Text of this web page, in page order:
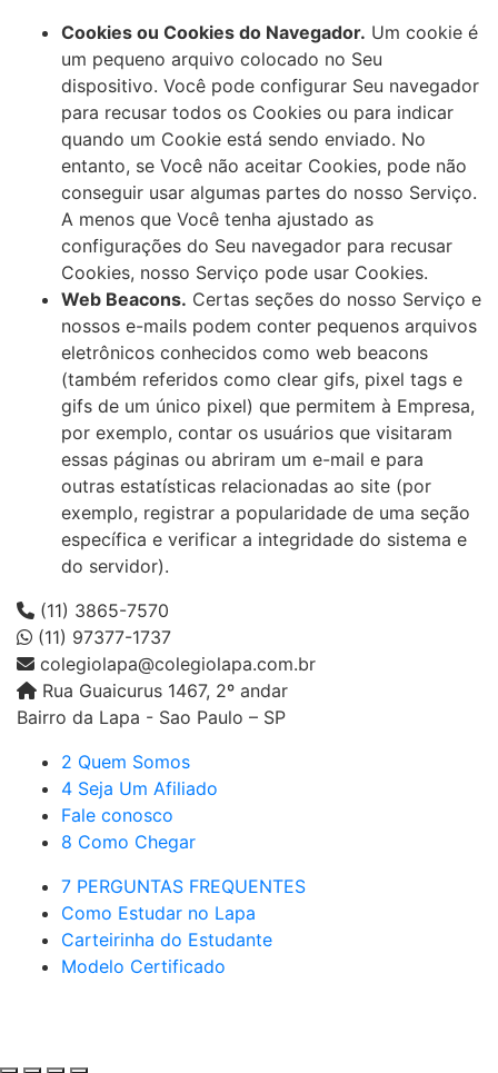
Cookies ou Cookies do Navegador. Um cookie é
um pequeno arquivo colocado no Seu
dispositivo. Você pode configurar Seu navegador
para recusar todos os Cookies ou para indicar
quando um Cookie está sendo enviado. No
entanto, se Você não aceitar Cookies, pode não
conseguir usar algumas partes do nosso Serviço.
A menos que Você tenha ajustado as
configurações do Seu navegador para recusar
Cookies, nosso Serviço pode usar Cookies.
Web Beacons. Certas seções do nosso Serviço e
nossos e-mails podem conter pequenos arquivos
eletrônicos conhecidos como web beacons
(também referidos como clear gifs, pixel tags e
gifs de um único pixel) que permitem à Empresa,
por exemplo, contar os usuários que visitaram
essas páginas ou abriram um e-mail e para
outras estatísticas relacionadas ao site (por
exemplo, registrar a popularidade de uma seção
específica e verificar a integridade do sistema e
do servidor).
(11) 3865-7570
(11) 97377-1737
colegiolapa@colegiolapa.com.br
Rua Guaicurus 1467, 2º andar
Bairro da Lapa - Sao Paulo – SP
2 Quem Somos
4 Seja Um Afiliado
Fale conosco
8 Como Chegar
7 PERGUNTAS FREQUENTES
Como Estudar no Lapa
Carteirinha do Estudante
Modelo Certificado